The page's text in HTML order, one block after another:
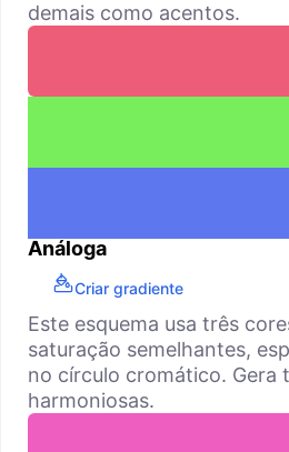
demais como acentos.
Análoga
Criar gradiente
Este esquema usa três
saturação semelhantes,
no círculo cromático. Gera
harmoniosas.